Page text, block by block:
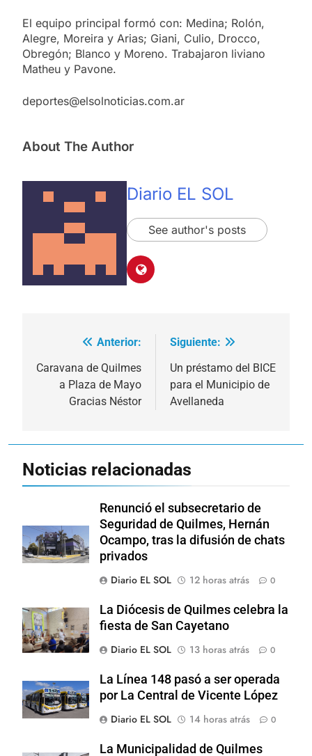
El equipo principal formó con: Medina; Rolón,
Alegre, Moreira y Arias; Giani, Culio, Drocco,
Obregón; Blanco y Moreno. Trabajaron liviano
Matheu y Pavone.
deportes@elsolnoticias.com.ar
About The Author
Diario EL SOL
See author's posts
Navegación
de
entradas
Anterior:
Caravana de Quilmes
a Plaza de Mayo
Gracias Néstor
Siguiente:
Un préstamo del BICE
para el Municipio de
Avellaneda
Noticias relacionadas
Renunció el subsecretario de
Seguridad de Quilmes, Hernán
Ocampo, tras la difusión de chats
privados
Diario EL SOL
12 horas atrás 0
La Diócesis de Quilmes celebra la
fiesta de San Cayetano
Diario EL SOL
13 horas atrás 0
La Línea 148 pasó a ser operada
por La Central de Vicente López
Diario EL SOL
14 horas atrás 0
La Municipalidad de Quilmes